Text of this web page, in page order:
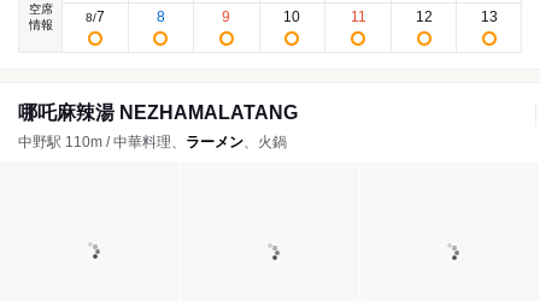
空席
情報
8/7 8 9 10 11 12 13
哪吒麻辣湯 NEZHAMALATANG
中野駅 110m / 中華料理、 ラーメン、火鍋